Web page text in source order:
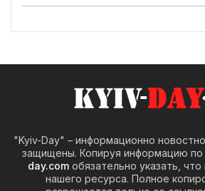
"Kyiv-Day" – информационно
защищены. Копируя информацию по
day.com обязательно указать,
нашего ресурса. Полное